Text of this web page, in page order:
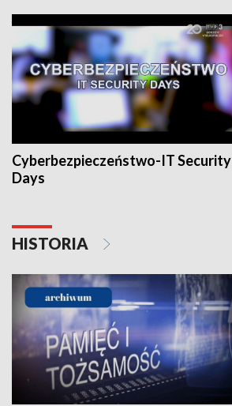
Cyberbezpieczeństwo-IT Security
Days
HISTORIA